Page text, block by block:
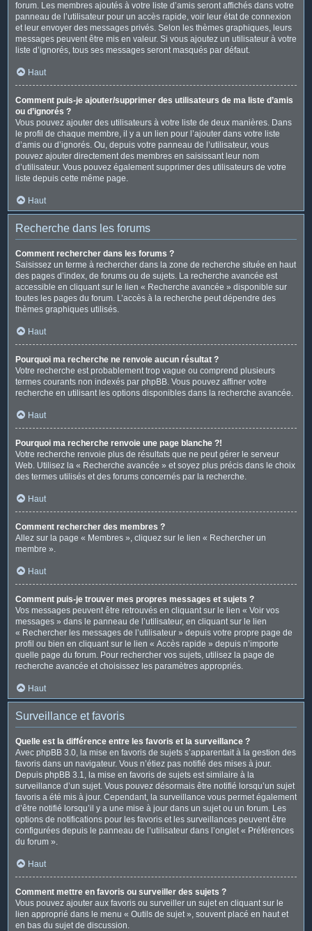
forum. Les membres ajoutés à votre liste d’amis seront affichés dans votre
panneau de l’utilisateur pour un accès rapide, voir leur état de connexion
et leur envoyer des messages privés. Selon les thèmes graphiques, leurs
messages peuvent être mis en valeur. Si vous ajoutez un utilisateur à votre
liste d’ignorés, tous ses messages seront masqués par défaut.
Haut
Comment puis-je ajouter/supprimer des utilisateurs de ma liste d’amis
ou d’ignorés ?
Vous pouvez ajouter des utilisateurs à votre liste de deux manières. Dans
le profil de chaque membre, il y a un lien pour l’ajouter dans votre liste
d’amis ou d’ignorés. Ou, depuis votre panneau de l’utilisateur, vous
pouvez ajouter directement des membres en saisissant leur nom
d’utilisateur. Vous pouvez également supprimer des utilisateurs de votre
liste depuis cette même page.
Haut
Recherche dans les forums
Comment rechercher dans les forums ?
Saisissez un terme à rechercher dans la zone de recherche située en haut
des pages d’index, de forums ou de sujets. La recherche avancée est
accessible en cliquant sur le lien « Recherche avancée » disponible sur
toutes les pages du forum. L’accès à la recherche peut dépendre des
thèmes graphiques utilisés.
Haut
Pourquoi ma recherche ne renvoie aucun résultat ?
Votre recherche est probablement trop vague ou comprend plusieurs
termes courants non indexés par phpBB. Vous pouvez affiner votre
recherche en utilisant les options disponibles dans la recherche avancée.
Haut
Pourquoi ma recherche renvoie une page blanche ?!
Votre recherche renvoie plus de résultats que ne peut gérer le serveur
Web. Utilisez la « Recherche avancée » et soyez plus précis dans le choix
des termes utilisés et des forums concernés par la recherche.
Haut
Comment rechercher des membres ?
Allez sur la page « Membres », cliquez sur le lien « Rechercher un
membre ».
Haut
Comment puis-je trouver mes propres messages et sujets ?
Vos messages peuvent être retrouvés en cliquant sur le lien « Voir vos
messages » dans le panneau de l’utilisateur, en cliquant sur le lien
« Rechercher les messages de l’utilisateur » depuis votre propre page de
profil ou bien en cliquant sur le lien « Accès rapide » depuis n’importe
quelle page du forum. Pour rechercher vos sujets, utilisez la page de
recherche avancée et choisissez les paramètres appropriés.
Haut
Surveillance et favoris
Quelle est la différence entre les favoris et la surveillance ?
Avec phpBB 3.0, la mise en favoris de sujets s’apparentait à la gestion des
favoris dans un navigateur. Vous n’étiez pas notifié des mises à jour.
Depuis phpBB 3.1, la mise en favoris de sujets est similaire à la
surveillance d’un sujet. Vous pouvez désormais être notifié lorsqu’un sujet
favoris a été mis à jour. Cependant, la surveillance vous permet également
d’être notifié lorsqu’il y a une mise à jour dans un sujet ou un forum. Les
options de notifications pour les favoris et les surveillances peuvent être
configurées depuis le panneau de l’utilisateur dans l’onglet « Préférences
du forum ».
Haut
Comment mettre en favoris ou surveiller des sujets ?
Vous pouvez ajouter aux favoris ou surveiller un sujet en cliquant sur le
lien approprié dans le menu « Outils de sujet », souvent placé en haut et
en bas du sujet de discussion.